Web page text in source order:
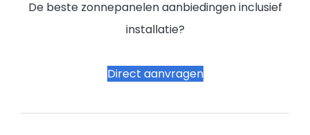
De beste zonnepanelen aanbiedingen inclusief
installatie?
Direct aanvragen